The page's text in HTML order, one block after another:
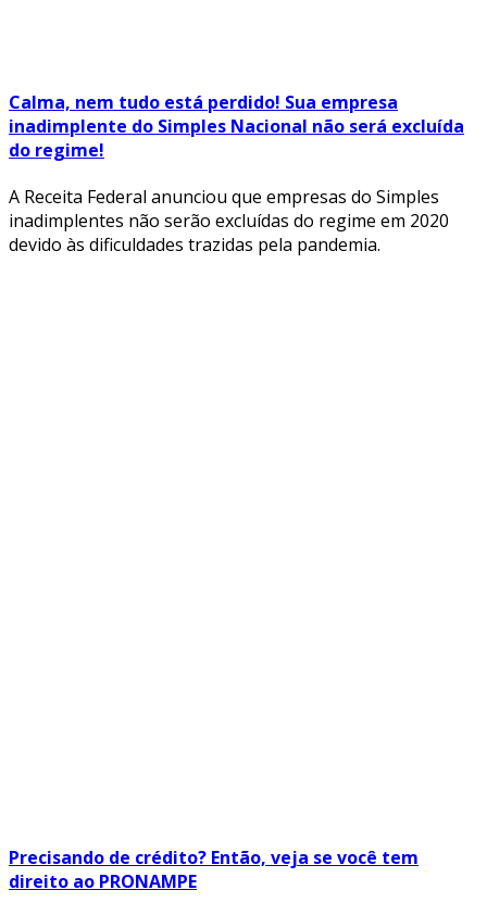
Calma, nem tudo está perdido! Sua empresa
inadimplente do Simples Nacional não será excluída
do regime!
A Receita Federal anunciou que empresas do Simples
inadimplentes não serão excluídas do regime em 2020
devido às dificuldades trazidas pela pandemia.
Precisando de crédito? Então, veja se você tem
direito ao PRONAMPE